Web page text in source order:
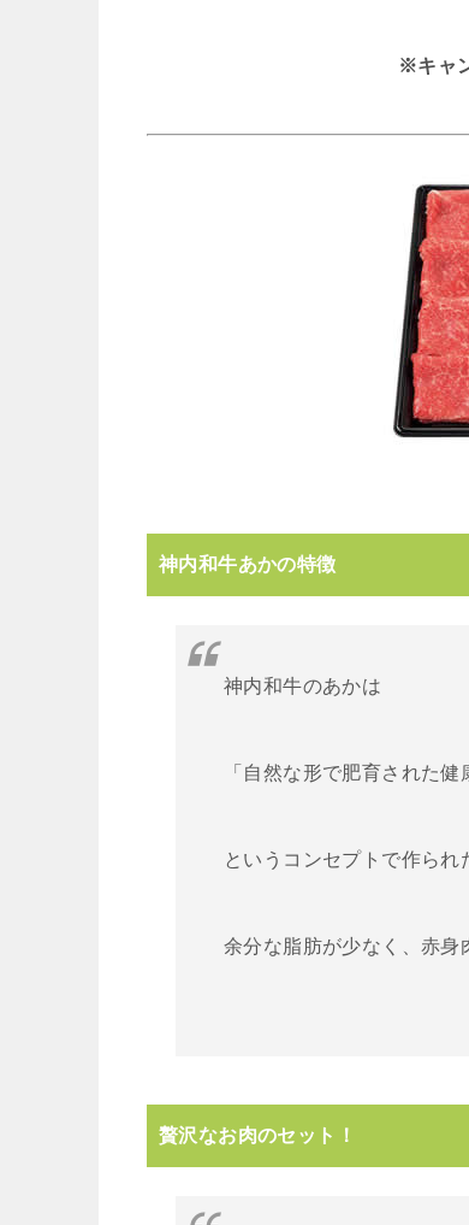
※キャ
神内和牛あかの特徴
神内和牛のあかは
「自然な形で肥育された
というコンセプトで作られ
余分な脂肪が少なく、赤身
贅沢なお肉のセット！